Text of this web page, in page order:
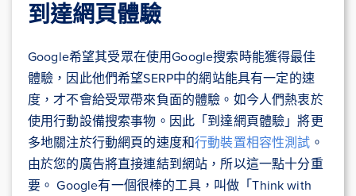
到達網頁體驗
Google希望其受眾在使用Google搜索時能獲得最佳
體驗，因此他們希望SERP中的網站能具有一定的速
度，才不會給受眾帶來負面的體驗。如今人們熱衷於
使用行動設備搜索事物。因此「到達網頁體驗」將更
多地關注於行動網頁的速度和行動裝置相容性測試 。
由於您的廣告將直接連結到網站，所以這一點十分重
要。 Google有一個很棒的工具，叫做「Think with